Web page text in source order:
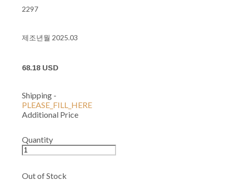
2297
제조년월 2025.03
68.18 USD
Shipping -
PLEASE_FILL_HERE
Additional Price
Quantity
Out of Stock